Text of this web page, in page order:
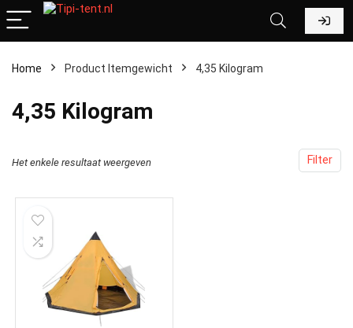
Home Product Itemgewicht ‎4,35 Kilogram
‎4,35 Kilogram
Filter
Het enkele resultaat weergeven